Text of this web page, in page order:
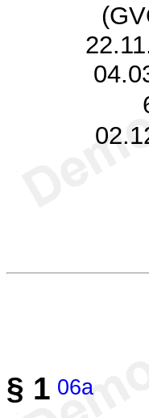
§ 1 06a